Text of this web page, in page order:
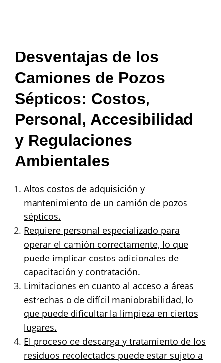
Desventajas de los
Camiones de Pozos
Sépticos: Costos,
Personal, Accesibilidad
y Regulaciones
Ambientales
Altos costos de adquisición y
mantenimiento de un camión de pozos
sépticos.
Requiere personal especializado para
operar el camión correctamente, lo que
puede implicar costos adicionales de
capacitación y contratación.
Limitaciones en cuanto al acceso a áreas
estrechas o de difícil maniobrabilidad, lo
que puede dificultar la limpieza en ciertos
lugares.
El proceso de descarga y tratamiento de los
residuos recolectados puede estar sujeto a